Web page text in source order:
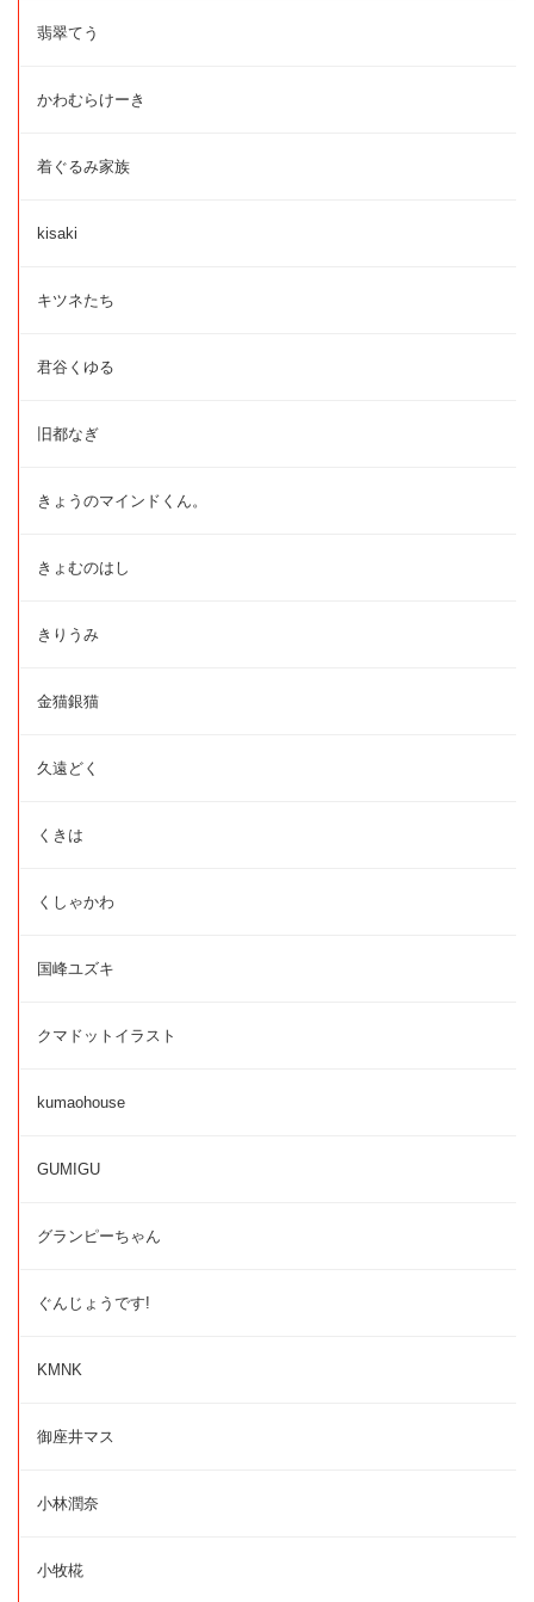
翡翠てう
かわむらけーき
着ぐるみ家族
kisaki
キツネたち
君谷くゆる
旧都なぎ
きょうのマインドくん。
きょむのはし
きりうみ
金猫銀猫
久遠どく
くきは
くしゃかわ
国峰ユズキ
クマドットイラスト
kumaohouse
GUMIGU
グランピーちゃん
ぐんじょうです!
KMNK
御座井マス
小林潤奈
小牧椛